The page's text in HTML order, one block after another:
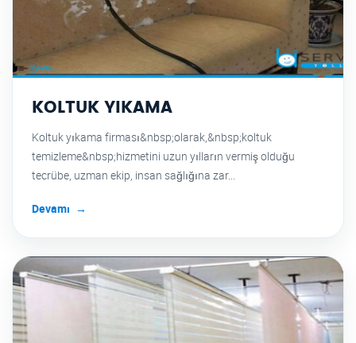
KOLTUK YIKAMA
Koltuk yıkama firması&nbsp;olarak,&nbsp;koltuk
temizleme&nbsp;hizmetini uzun yılların vermiş olduğu
tecrübe, uzman ekip, insan sağlığına zar...
Devamı